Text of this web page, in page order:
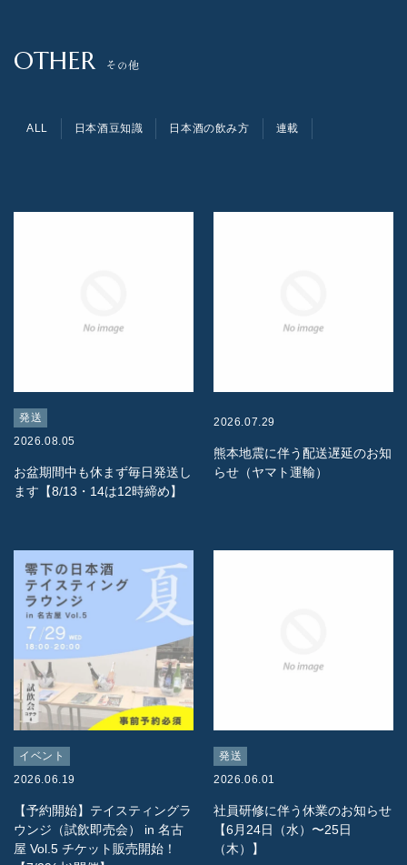
OTHER その他
ALL 日本酒豆知識 日本酒の飲み方 連載
発送
2026.08.05
お盆期間中も休まず毎日発送し
ます【8/13・14は12時締め】
2026.07.29
熊本地震に伴う配送遅延のお知
らせ（ヤマト運輸）
イベント
2026.06.19
【予約開始】テイスティングラ
ウンジ（試飲即売会） in 名古
屋 Vol.5 チケット販売開始！
発送
2026.06.01
社員研修に伴う休業のお知らせ
【6月24日（水）〜25日
（木）】